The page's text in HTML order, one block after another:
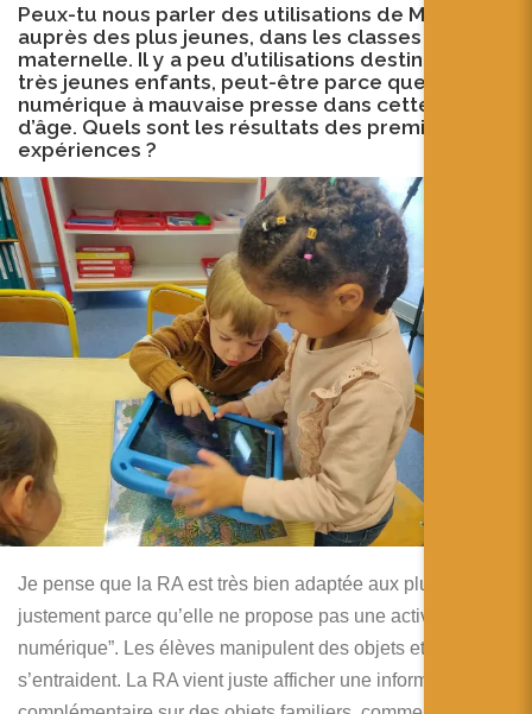
Peux-tu nous parler des utilisations de MIXAP
auprès des plus jeunes, dans les classes de
maternelle. Il y a peu d’utilisations destinées aux
très jeunes enfants, peut-être parce que le
numérique à mauvaise presse dans cette classe
d’âge. Quels sont les résultats des premières
expériences ?
Je pense que la RA est très bien adaptée aux plus jeunes,
justement parce qu’elle ne propose pas une activité “tout
numérique”. Les élèves manipulent des objets et
s’entraident. La RA vient juste afficher une information